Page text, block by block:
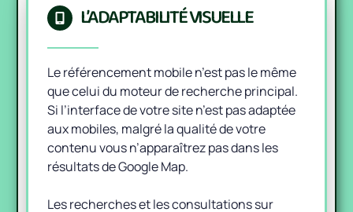
L’ADAPTABILITÉ VISUELLE
Le référencement mobile n’est pas le même
que celui du moteur de recherche principal.
Si l’interface de votre site n’est pas adaptée
aux mobiles, malgré la qualité de votre
contenu vous n’apparaîtrez pas dans les
résultats de Google Map.
Les recherches et les consultations sur